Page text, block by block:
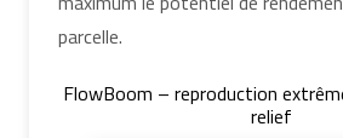
parcelle.
FlowBoom – reproduction
relief